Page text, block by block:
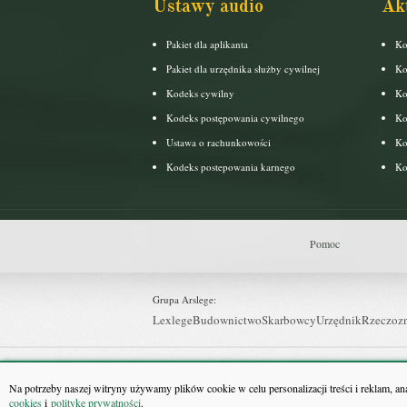
Na potrzeby naszej witryny używamy plików cookie w celu personalizacji treści i reklam,
cookiesi politykę prywatności.
Ustawy audio
Pakiet dla aplikanta
Pakiet dla urzędnika służby cywilnej
Kodeks cywilny
Kodeks postępowania cywilnego
Ustawa o rachunkowości
Kodeks postepowania karnego
Pomoc
Grupa Arslege:
LexlegeBudownictwoSkarbowcyUrzędnik
Grupa Bonnier:
Puls BiznesuBankierPuls MedycynyMonitor Firm